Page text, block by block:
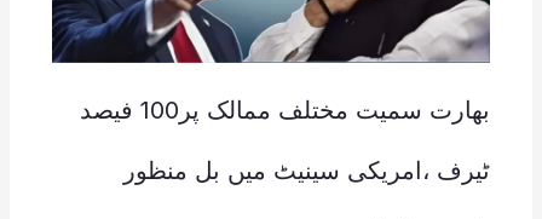
بھارت سمیت مختلف ممالک پر100 فیصد
ٹیرف ،امریکی سینیٹ میں بل منظور